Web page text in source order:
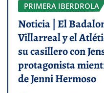
PRIMERA IBERDROLA
Noticia | El
Villarreal y el
su casillero con
protagonista
de Jenni Hermoso